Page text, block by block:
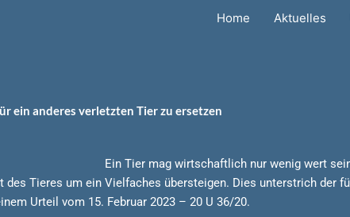
Home Aktuelles
ein anderes verletzten Tier zu ersetzen
Ein Tier mag wirtschaftlich nur wenig wert
des Tieres um ein Vielfaches übersteigen. Dies unterstrich der
Urteil vom 15. Februar 2023 – 20 U 36/20.